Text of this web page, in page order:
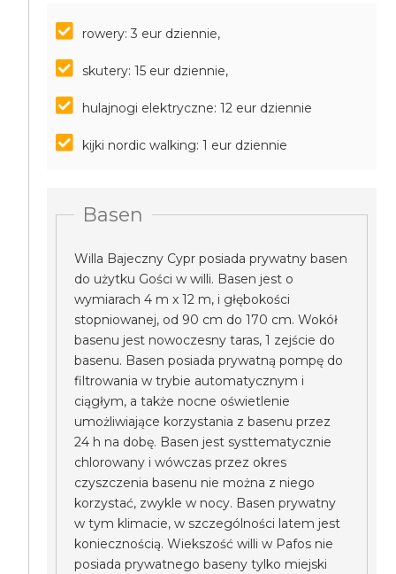
rowery: 3 eur dziennie,
skutery: 15 eur dziennie,
hulajnogi elektryczne: 12 eur dziennie
kijki nordic walking: 1 eur dziennie
Basen
Willa Bajeczny Cypr posiada prywatny basen
do użytku Gości w willi. Basen jest o
wymiarach 4 m x 12 m, i głębokości
stopniowanej, od 90 cm do 170 cm. Wokół
basenu jest nowoczesny taras, 1 zejście do
basenu. Basen posiada prywatną pompę do
filtrowania w trybie automatycznym i
ciągłym, a także nocne oświetlenie
umożliwiające korzystania z basenu przez
24 h na dobę. Basen jest systtematycznie
chlorowany i wówczas przez okres
czyszczenia basenu nie można z niego
korzystać, zwykle w nocy. Basen prywatny
w tym klimacie, w szczególności latem jest
koniecznością. Wiekszość willi w Pafos nie
posiada prywatnego baseny tylko miejski